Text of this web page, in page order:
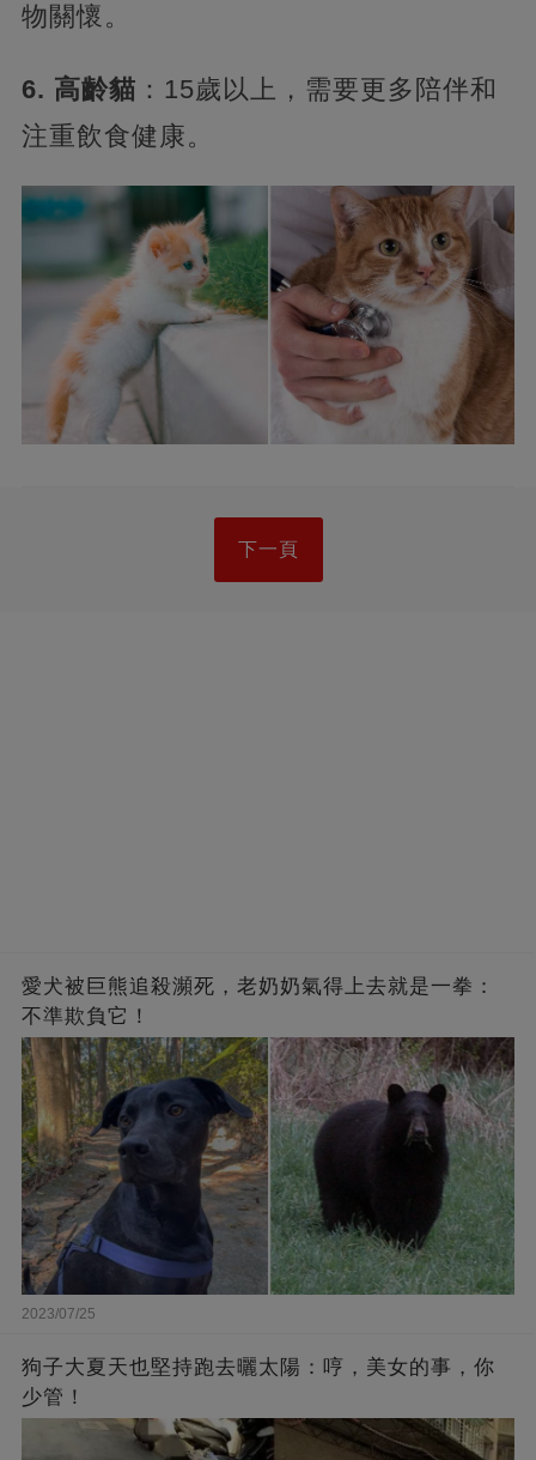
物關懷。
6. 高齡貓 ：15歲以上，需要更多陪伴和
注重飲食健康。
下一頁
愛犬被巨熊追殺瀕死，老奶奶氣得上去就是一拳：
不準欺負它！
2023/07/25
狗子大夏天也堅持跑去曬太陽：哼，美女的事，你
少管！